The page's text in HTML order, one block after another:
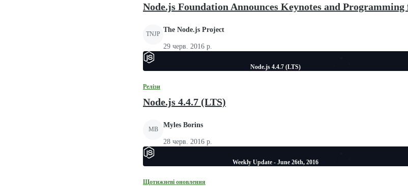
Node.js Foundation Announces Keynotes and
TNJP
The Node.js Project
29 черв. 2016 р.
Node.js 4.4.7 (LTS)
Релізи
Node.js 4.4.7 (LTS)
MB
Myles Borins
28 черв. 2016 р.
Weekly Update - June 26th, 2016
Щотижневі оновлення